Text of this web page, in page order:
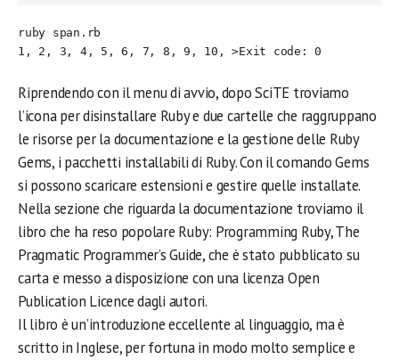
ruby span.rb
Riprendendo con il menu di avvio, dopo SciTE troviamo
l’icona per disinstallare Ruby e due cartelle che raggruppano
le risorse per la documentazione e la gestione delle Ruby
Gems, i pacchetti installabili di Ruby. Con il comando Gems
si possono scaricare estensioni e gestire quelle installate.
Nella sezione che riguarda la documentazione troviamo il
libro che ha reso popolare Ruby: Programming Ruby, The
Pragmatic Programmer’s Guide, che è stato pubblicato su
carta e messo a disposizione con una licenza Open
Publication Licence dagli autori.
Il libro è un’introduzione eccellente al linguaggio, ma è
scritto in Inglese, per fortuna in modo molto semplice e